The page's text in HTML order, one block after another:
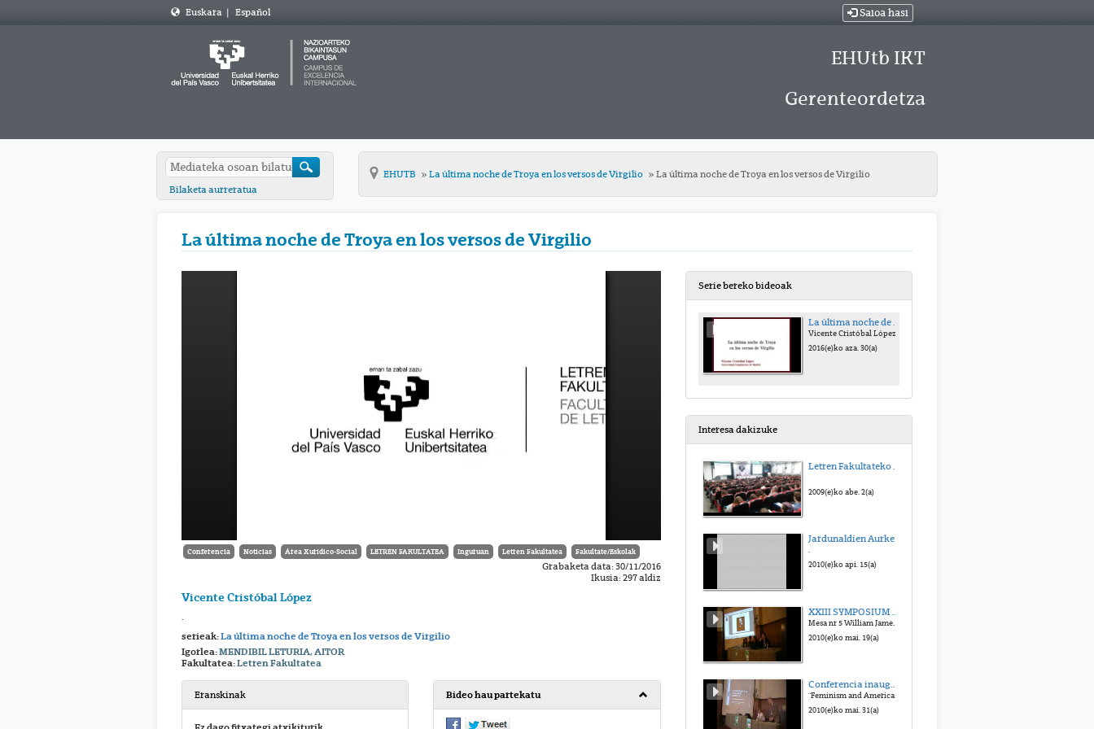
Euskara | Español Saioa hasi
EHUtb IKT
Gerenteordetza
Bilaketa aurreratua
EHUTB La última noche de Troya en los versos de Virgilio La última noche de Troya en los versos de Virgilio
La última noche de Troya en los versos de Virgilio
Conferencia Noticias Área Xurídico-Social LETREN FAKULTATEA Inguruan Letren Fakultatea Fakultate/Eskolak
Grabaketa data: 30/11/2016
Ikusia: 297 aldiz
Vicente Cristóbal López
.
serieak:La última noche de Troya en los versos de Virgilio
Igorlea:MENDIBIL LETURIA, AITOR
Fakultatea:Letren Fakultatea
Eranskinak Bideo hau partekatu
Serie bereko bideoak
La última noche de Troya en los versos de Virgilio
Vicente Cristóbal López
2016(e)ko aza. 30(a)
Interesa dakizuke
2009(e)ko abe. 2(a)
Jardunaldien Aurkezpena
2010(e)ko api. 15(a)
Mesa nr 5 William James en el recuerdo
2010(e)ko mai. 19(a)
Conferencia inaugural
"Feminism and American Psychology: The History of a Relationship"
2010(e)ko mai. 31(a)